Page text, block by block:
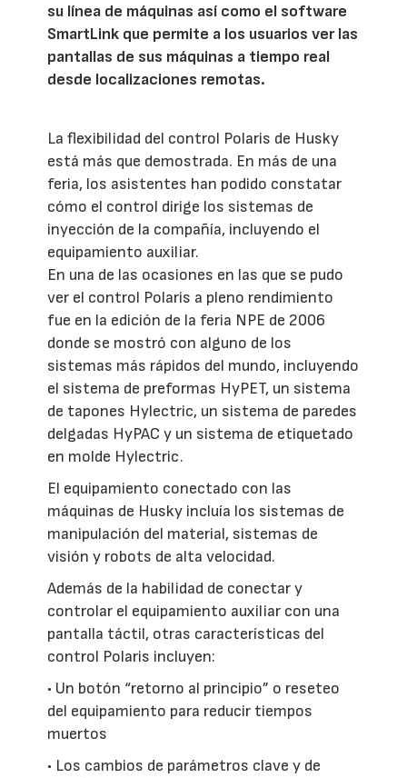
su línea de máquinas así como el software
SmartLink que permite a los usuarios ver las
pantallas de sus máquinas a tiempo real
desde localizaciones remotas.
La flexibilidad del control Polaris de Husky
está más que demostrada. En más de una
feria, los asistentes han podido constatar
cómo el control dirige los sistemas de
inyección de la compañía, incluyendo el
equipamiento auxiliar.
En una de las ocasiones en las que se pudo
ver el control Polaris a pleno rendimiento
fue en la edición de la feria NPE de 2006
donde se mostró con alguno de los
sistemas más rápidos del mundo, incluyendo
el sistema de preformas HyPET, un sistema
de tapones Hylectric, un sistema de paredes
delgadas HyPAC y un sistema de etiquetado
en molde Hylectric.
El equipamiento conectado con las
máquinas de Husky incluía los sistemas de
manipulación del material, sistemas de
visión y robots de alta velocidad.
Además de la habilidad de conectar y
controlar el equipamiento auxiliar con una
pantalla táctil, otras características del
control Polaris incluyen:
• Un botón “retorno al principio” o reseteo
del equipamiento para reducir tiempos
muertos
• Los cambios de parámetros clave y de